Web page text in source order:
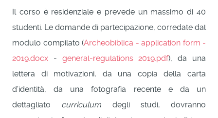
Il corso è residenziale e prevede un massimo di 40
studenti. Le domande di partecipazione, corredate dal
modulo compilato (Archeobiblica - application form -
2019.docx - general-regulations 2019.pdf), da una
lettera di motivazioni, da una copia della carta
d’identità, da una fotografia recente e da un
dettagliato curriculum degli studi, dovranno